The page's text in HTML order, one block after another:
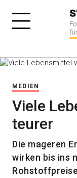
MEDIEN
Viele
teurer
Die mageren
wirken bis ins